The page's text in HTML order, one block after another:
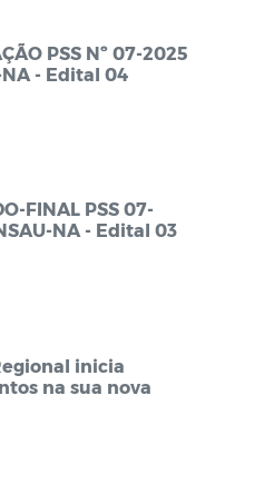
PSS Nº 07-2025
NA - Edital 04
FINAL PSS 07-
NA - Edital 03
inicia
na sua nova